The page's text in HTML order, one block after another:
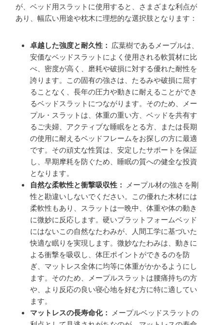
が、ベッド用スラットに使用すると、さまざまな利点が
あり、幅広い用途や枕木に理想的な選択肢となります：
卓越した強度と耐久性： 広葉樹であるメープルは、
安価なベッドスラットによく使用される軟質材に比
べ、密度が高く、磨耗や破損に対する優れた耐性を
誇ります。この固有の強さは、たるみや破損に屈す
ることなく、長年の圧力や動きに耐えることができ
るベッドスラットにつながります。そのため、メー
プル・スラットは、体重の重い方、ベッドを共有す
るご夫婦、アクティブな睡眠をとる方、または長期
の使用に耐えるベッドフレームをお探しの方に最適
です。その頑丈な性質は、安定したサポートを保証
し、早期摩耗を防ぐため、睡眠の質への健全な投資
となります。
自然な柔軟性と衝撃吸収性：
メープル材の強さを剛
性と勘違いしないでください。この優れた木材には
柔軟性もあり、スラットは一晩中、体重や体の動き
に微妙に反応します。硬いプラットフォームベッド
にはないこの自然なたわみが、人間工学に基づいた
快適な眠りを実現します。微妙なたわみは、動きに
よる衝撃を吸収し、体圧ポイントができるのを防
ぎ、マットレス全体に均等に体重がかかるようにし
ます。そのため、メープルスラットは腰痛持ちの方
や、より反応の良い寝心地を好む方に特に適してい
ます。
マットレスの長寿命化：
メープルベッドスラットの